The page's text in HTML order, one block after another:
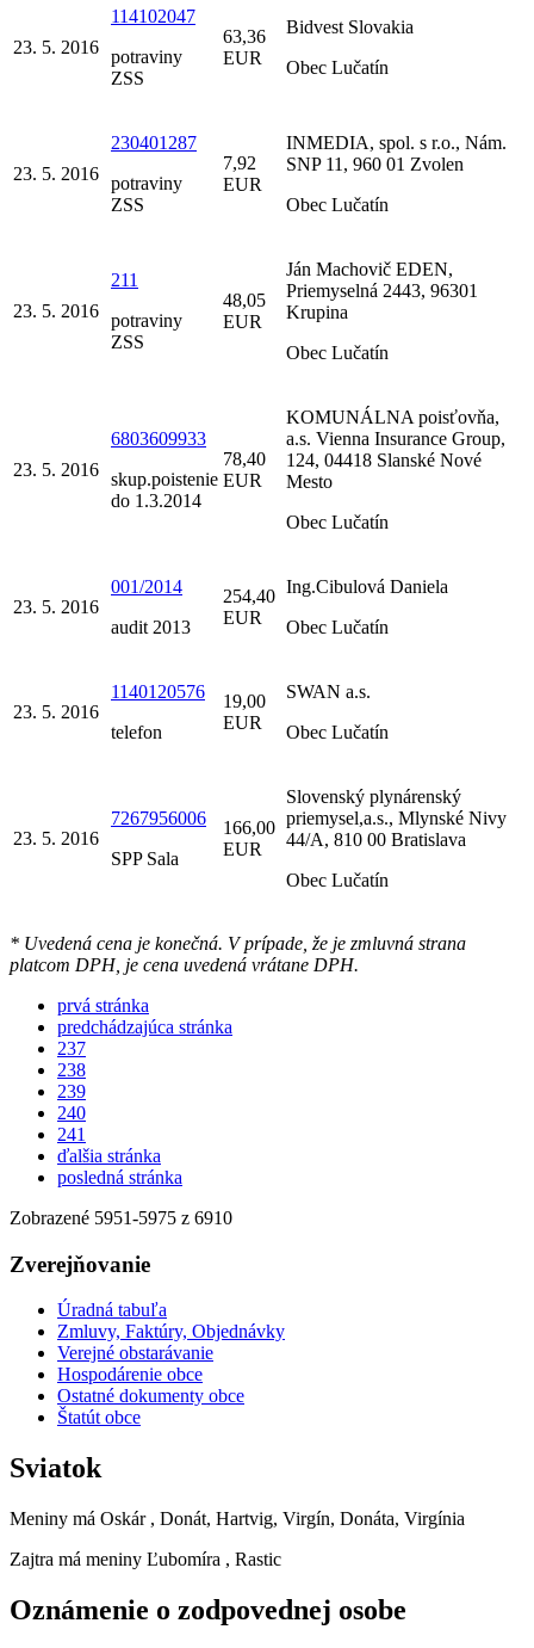
23. 5. 2016
114102047
potraviny
ZSS
63,36
EUR
Bidvest Slovakia
Obec Lučatín
23. 5. 2016
230401287
potraviny
ZSS
7,92
EUR
INMEDIA, spol. s r.o., Nám.
SNP 11, 960 01 Zvolen
Obec Lučatín
23. 5. 2016
211
potraviny
ZSS
48,05
EUR
Ján Machovič EDEN,
Priemyselná 2443, 96301
Krupina
Obec Lučatín
23. 5. 2016
6803609933
skup.poistenie
do 1.3.2014
78,40
EUR
KOMUNÁLNA poisťovňa,
a.s. Vienna Insurance Group,
124, 04418 Slanské Nové
Mesto
Obec Lučatín
23. 5. 2016
001/2014
audit 2013
254,40
EUR
Ing.Cibulová Daniela
Obec Lučatín
23. 5. 2016
1140120576
telefon
19,00
EUR
SWAN a.s.
Obec Lučatín
23. 5. 2016
7267956006
SPP Sala
166,00
EUR
Slovenský plynárenský
priemysel,a.s., Mlynské Nivy
44/A, 810 00 Bratislava
Obec Lučatín
* Uvedená cena je konečná. V prípade, že je zmluvná strana
platcom DPH, je cena uvedená vrátane DPH.
prvá stránka
predchádzajúca stránka
237
238
239
240
241
ďalšia stránka
posledná stránka
Zobrazené 5951-5975 z 6910
Zverejňovanie
Úradná tabuľa
Zmluvy, Faktúry, Objednávky
Verejné obstarávanie
Hospodárenie obce
Ostatné dokumenty obce
Štatút obce
Sviatok
Meniny má Oskár , Donát, Hartvig, Virgín, Donáta, Virgínia
Zajtra má meniny Ľubomíra , Rastic
Oznámenie o zodpovednej osobe